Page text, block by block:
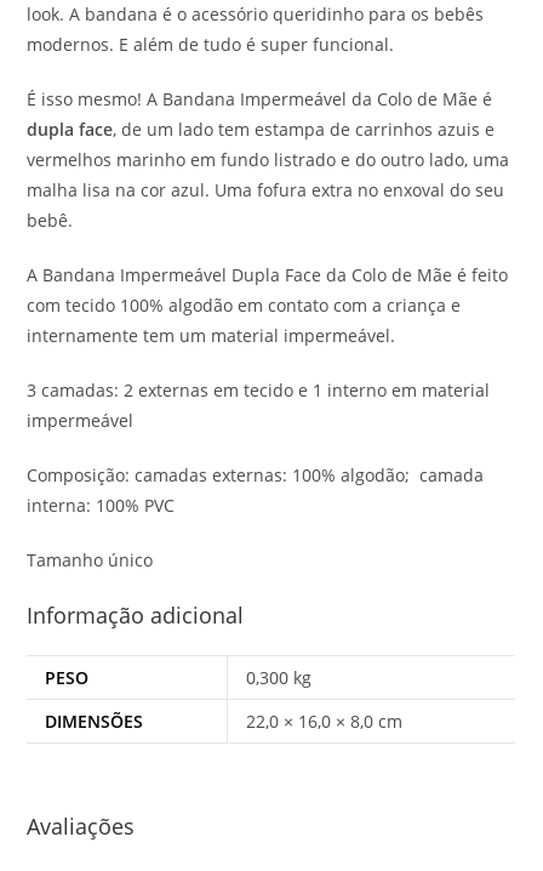
look. A bandana é o acessório queridinho para os bebês
modernos. E além de tudo é super funcional.
É isso mesmo! A Bandana Impermeável da Colo de Mãe é
dupla face, de um lado tem estampa de carrinhos azuis e
vermelhos marinho em fundo listrado e do outro lado, uma
malha lisa na cor azul. Uma fofura extra no enxoval do seu
bebê.
A Bandana Impermeável Dupla Face da Colo de Mãe é feito
com tecido 100% algodão em contato com a criança e
internamente tem um material impermeável.
3 camadas: 2 externas em tecido e 1 interno em material
impermeável
Composição: camadas externas: 100% algodão; camada
interna: 100% PVC
Tamanho único
Informação adicional
PESO
0,300 kg
DIMENSÕES
22,0 × 16,0 × 8,0 cm
Avaliações